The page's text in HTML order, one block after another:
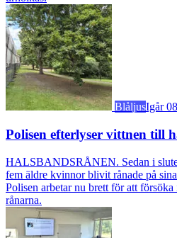
BlåljusIgår
Polisen efterlyser vittnen till
HALSBANDSRÅNEN. Sedan i
fem äldre kvinnor blivit rånade på
Polisen arbetar nu brett för att
rånarna.